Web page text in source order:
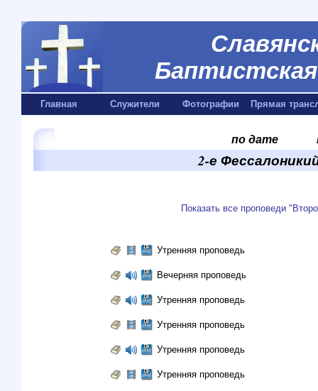
Главная Служители Фотографии Прямая
по дате
2-е
Показать все проповеди
Утренняя проповедь
Вечерняя проповедь
Утренняя проповедь
Утренняя проповедь
Утренняя проповедь
Утренняя проповедь